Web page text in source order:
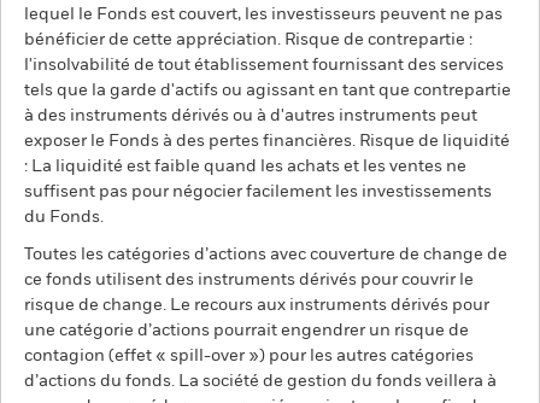
lequel le Fonds est couvert, les investisseurs peuvent ne pas
bénéficier de cette appréciation. Risque de contrepartie :
l'insolvabilité de tout établissement fournissant des services
tels que la garde d'actifs ou agissant en tant que contrepartie
à des instruments dérivés ou à d'autres instruments peut
exposer le Fonds à des pertes financières. Risque de liquidité
: La liquidité est faible quand les achats et les ventes ne
suffisent pas pour négocier facilement les investissements
du Fonds.
Toutes les catégories d’actions avec couverture de change de
ce fonds utilisent des instruments dérivés pour couvrir le
risque de change. Le recours aux instruments dérivés pour
une catégorie d’actions pourrait engendrer un risque de
contagion (effet « spill-over ») pour les autres catégories
d’actions du fonds. La société de gestion du fonds veillera à